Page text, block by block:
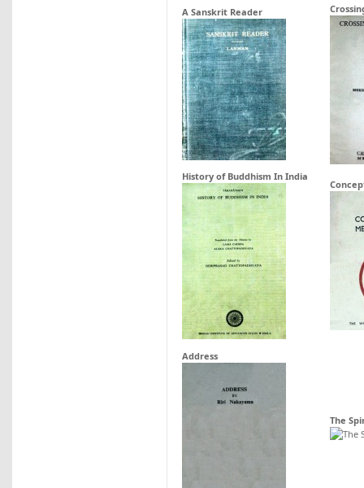
A Sanskrit Reader
History of Buddhism In India
Address
The